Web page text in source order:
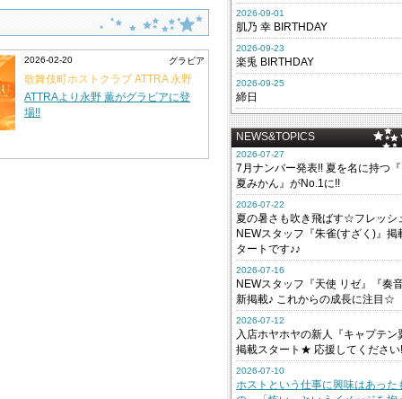
2026-02-20 グラビア
歌舞伎町ホストクラブ ATTRA 永野
薫
ATTRAより永野 薫がグラビアに登
場!!
2026-09-01
肌乃 幸 BIRTHDAY
2026-09-23
楽兎 BIRTHDAY
2026-09-25
締日
NEWS&TOPICS
2026-07-27
7月ナンバー発表!! 夏を名に持つ『
夏みかん』がNo.1に!!
2026-07-22
夏の暑さも吹き飛ばす☆フレッシ
NEWスタッフ『朱雀(すざく)』掲
タートです♪♪
2026-07-16
NEWスタッフ『天使 リゼ』『奏音
新掲載♪ これからの成長に注目☆
2026-07-12
入店ホヤホヤの新人『キャプテン
掲載スタート★ 応援してください
2026-07-10
ホストという仕事に興味はあった